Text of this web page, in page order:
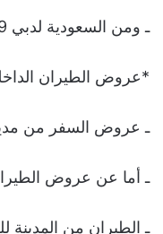
ـ ومن السعودية لدبي 339 ريال.
*عروض الطيران
ـ عروض السفر من مدينة
ـ أما عن عروض الطيران من
ـ الطيران من المدينة للرياض